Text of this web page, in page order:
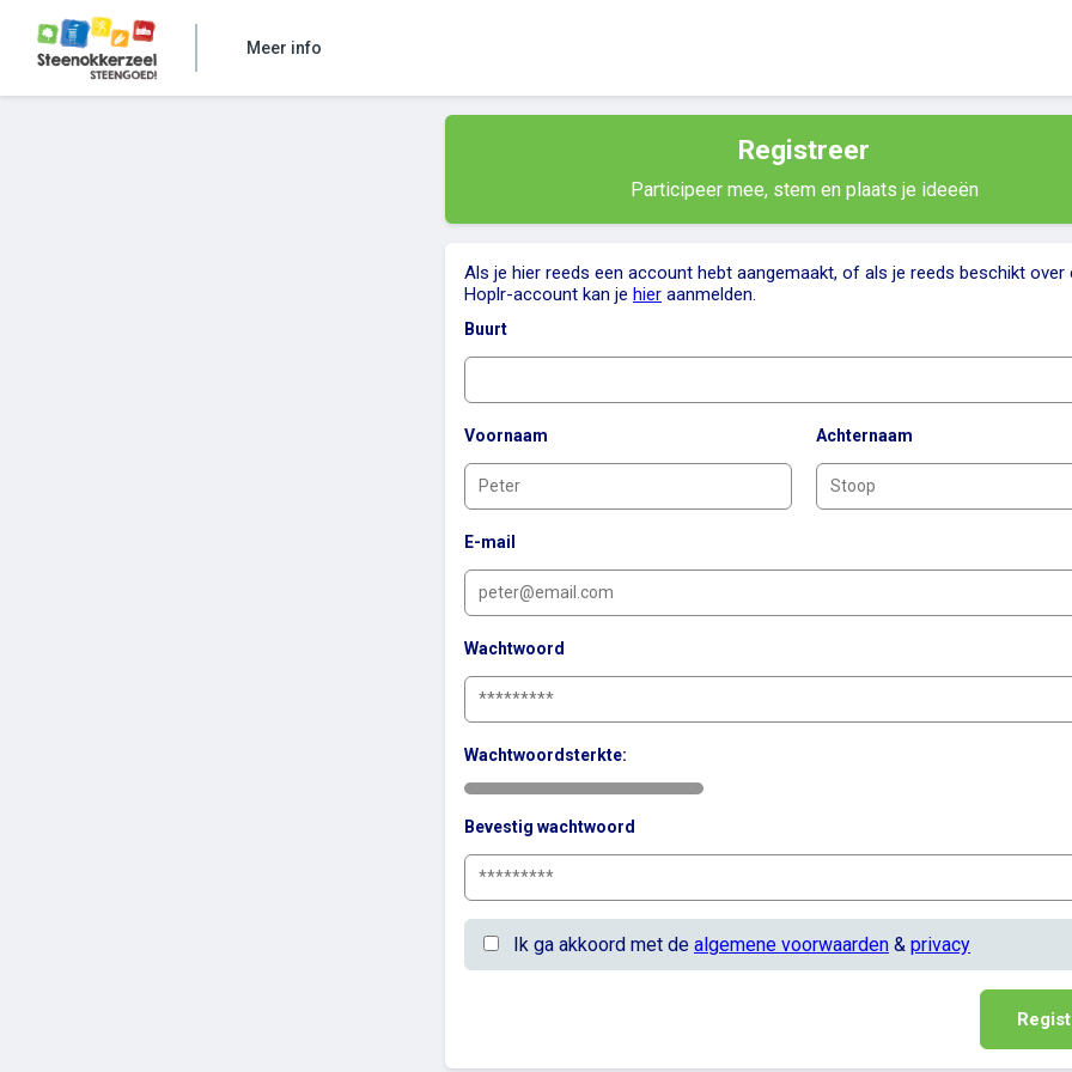
Meer info
Registreer
Participeer mee, stem en plaats je ideeën
Als je hier reeds een account hebt aangemaakt, of als je reeds beschikt over
Hoplr-account kan je hier aanmelden.
Buurt
Voornaam Achternaam
E-mail
Wachtwoord
Wachtwoordsterkte:
Bevestig wachtwoord
Ik ga akkoord met de algemene voorwaarden & privacy